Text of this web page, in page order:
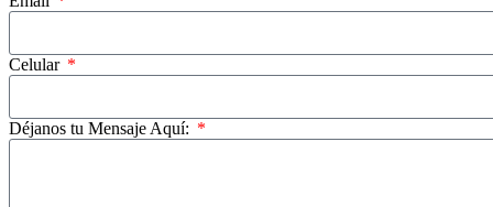
Celular
Déjanos tu Mensaje Aquí: